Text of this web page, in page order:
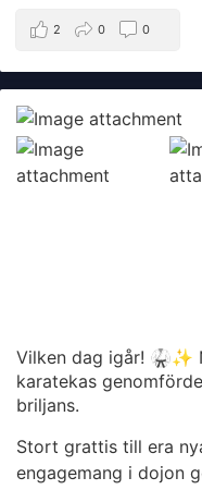
2 0 0
Vilken dag igår! 🥋✨
karatekas
briljans.
Stort grattis till era
engagemang i dojon